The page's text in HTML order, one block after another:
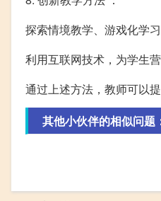
探索情境教学、游戏化学
利用互联网技术，为学生
通过上述方法，教师可以
其他小伙伴的相似问题